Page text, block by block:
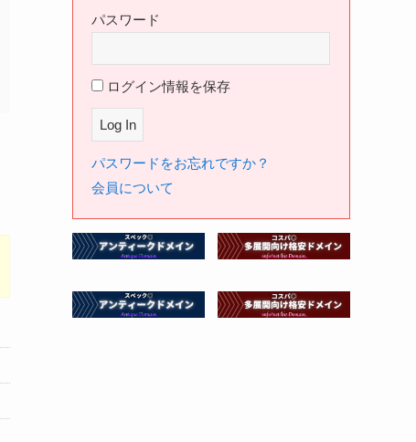
パスワード
ログイン情報を保存
パスワードをお忘れですか？
会員について